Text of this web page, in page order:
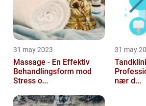
31 may 2023
Massage - En Effektiv
Behandlingsform mod
Stress o...
31 may
nær d...